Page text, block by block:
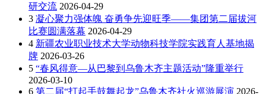
研交流 2026-04-29
3 凝心聚力强体魄 奋勇争先迎旺季——集团第二届拔河
比赛圆满落幕 2026-04-29
4 新疆农业职业技术大学动物科技学院实践育人基地揭
牌 2026-03-26
5 “春风得意—从巴黎到乌鲁木齐主题活动”隆重举行
2026-03-10
6 第二届“打起手鼓舞起龙”乌鲁木齐社火巡游展演 2026-